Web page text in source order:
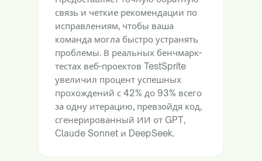
связь и четкие рекомендации по
исправлениям, чтобы ваша
команда могла быстро устранять
проблемы. В реальных бенчмарк-
тестах веб-проектов TestSprite
увеличил процент успешных
прохождений с 42% до 93% всего
за одну итерацию, превзойдя код,
сгенерированный ИИ от GPT,
Claude Sonnet и DeepSeek.